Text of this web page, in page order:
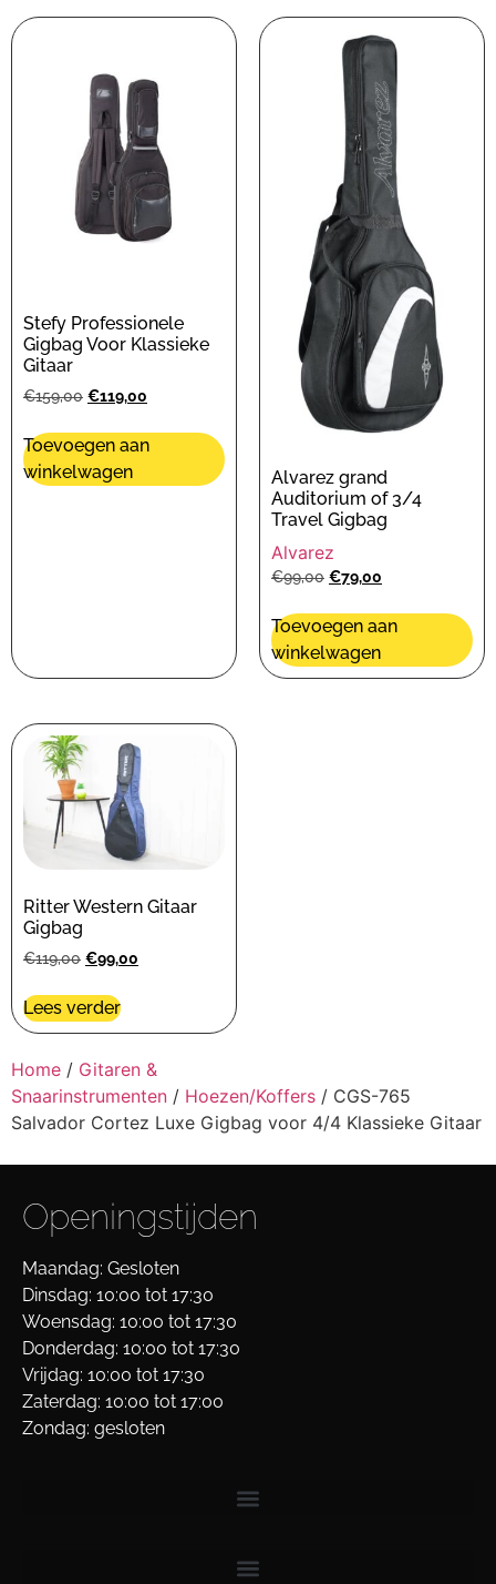
Stefy Professionele
Gigbag Voor Klassieke
Gitaar
€159,00 €119,00
Toevoegen aan
winkelwagen
Alvarez grand
Auditorium of 3/4
Travel Gigbag
Alvarez
€99,00 €79,00
Toevoegen aan
winkelwagen
Ritter Western Gitaar
Gigbag
€119,00 €99,00
Lees verder
Home / Gitaren &
Snaarinstrumenten / Hoezen/Koffers / CGS-765
Salvador Cortez Luxe Gigbag voor 4/4 Klassieke Gitaar
Openingstijden
Maandag: Gesloten
Dinsdag: 10:00 tot 17:30
Woensdag: 10:00 tot 17:30
Donderdag: 10:00 tot 17:30
Vrijdag: 10:00 tot 17:30
Zaterdag: 10:00 tot 17:00
Zondag: gesloten